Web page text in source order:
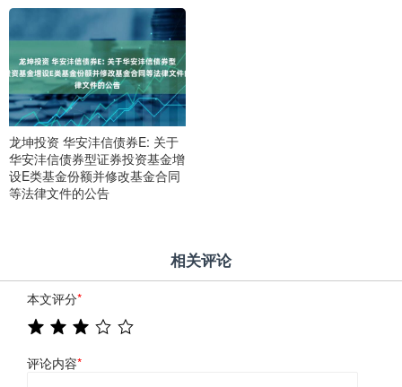
龙坤投资 华安沣信债券E: 关于
华安沣信债券型证券投资基金增
设E类基金份额并修改基金合同
等法律文件的公告
相关评论
本文评分*
评论内容*